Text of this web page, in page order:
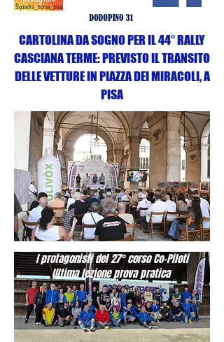
CARTOLINA DA SOGNO PER IL 44° RALLY
CASCIANA TERME: PREVISTO IL TRANSITO
DELLE VETTURE IN PIAZZA DEI MIRACOLI, A
PISA
I protagonisti del 27° corso Co-Piloti
Ultima lezione prova pratica